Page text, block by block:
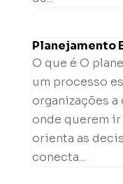
Planejamento
O que é O
um processo
organizações
onde querem ir
orienta as
conecta...